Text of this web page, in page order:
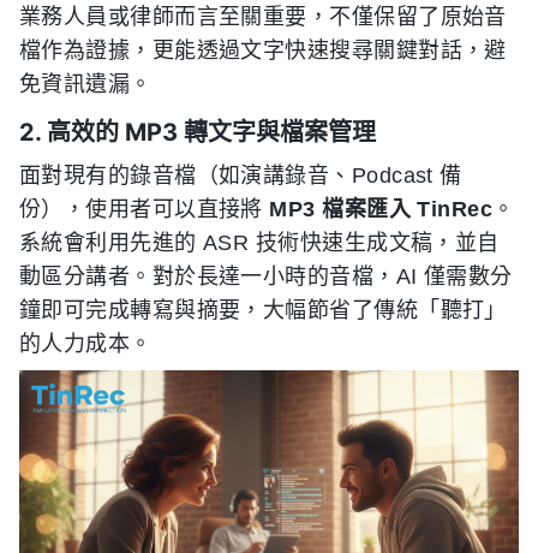
業務人員或律師而言至關重要，不僅保留了原始音
檔作為證據，更能透過文字快速搜尋關鍵對話，避
免資訊遺漏。
2. 高效的 MP3 轉文字與檔案管理
面對現有的錄音檔（如演講錄音、Podcast 備
份），使用者可以直接將 MP3 檔案匯入 TinRec 。
系統會利用先進的 ASR 技術快速生成文稿，並自
動區分講者。對於長達一小時的音檔，AI 僅需數分
鐘即可完成轉寫與摘要，大幅節省了傳統「聽打」
的人力成本。